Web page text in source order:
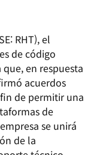
RHT), el
de código
en respuesta
acuerdos
de permitir una
de
se unirá
de la